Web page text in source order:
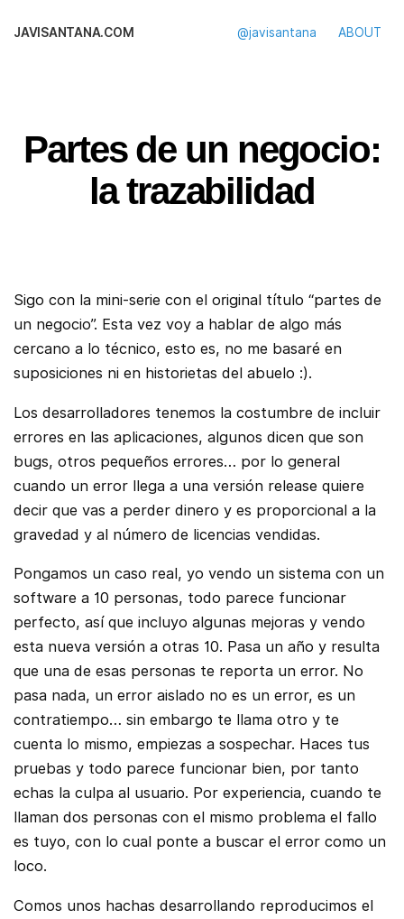
JAVISANTANA.COM @javisantana ABOUT
Partes de un negocio:
la trazabilidad
Sigo con la mini-serie con el original título “partes de
un negocio”. Esta vez voy a hablar de algo más
cercano a lo técnico, esto es, no me basaré en
suposiciones ni en historietas del abuelo :).
Los desarrolladores tenemos la costumbre de incluir
errores en las aplicaciones, algunos dicen que son
bugs, otros pequeños errores… por lo general
cuando un error llega a una versión release quiere
decir que vas a perder dinero y es proporcional a la
gravedad y al número de licencias vendidas.
Pongamos un caso real, yo vendo un sistema con un
software a 10 personas, todo parece funcionar
perfecto, así que incluyo algunas mejoras y vendo
esta nueva versión a otras 10. Pasa un año y resulta
que una de esas personas te reporta un error. No
pasa nada, un error aislado no es un error, es un
contratiempo… sin embargo te llama otro y te
cuenta lo mismo, empiezas a sospechar. Haces tus
pruebas y todo parece funcionar bien, por tanto
echas la culpa al usuario. Por experiencia, cuando te
llaman dos personas con el mismo problema el fallo
es tuyo, con lo cual ponte a buscar el error como un
loco.
Comos unos hachas desarrollando reproducimos el